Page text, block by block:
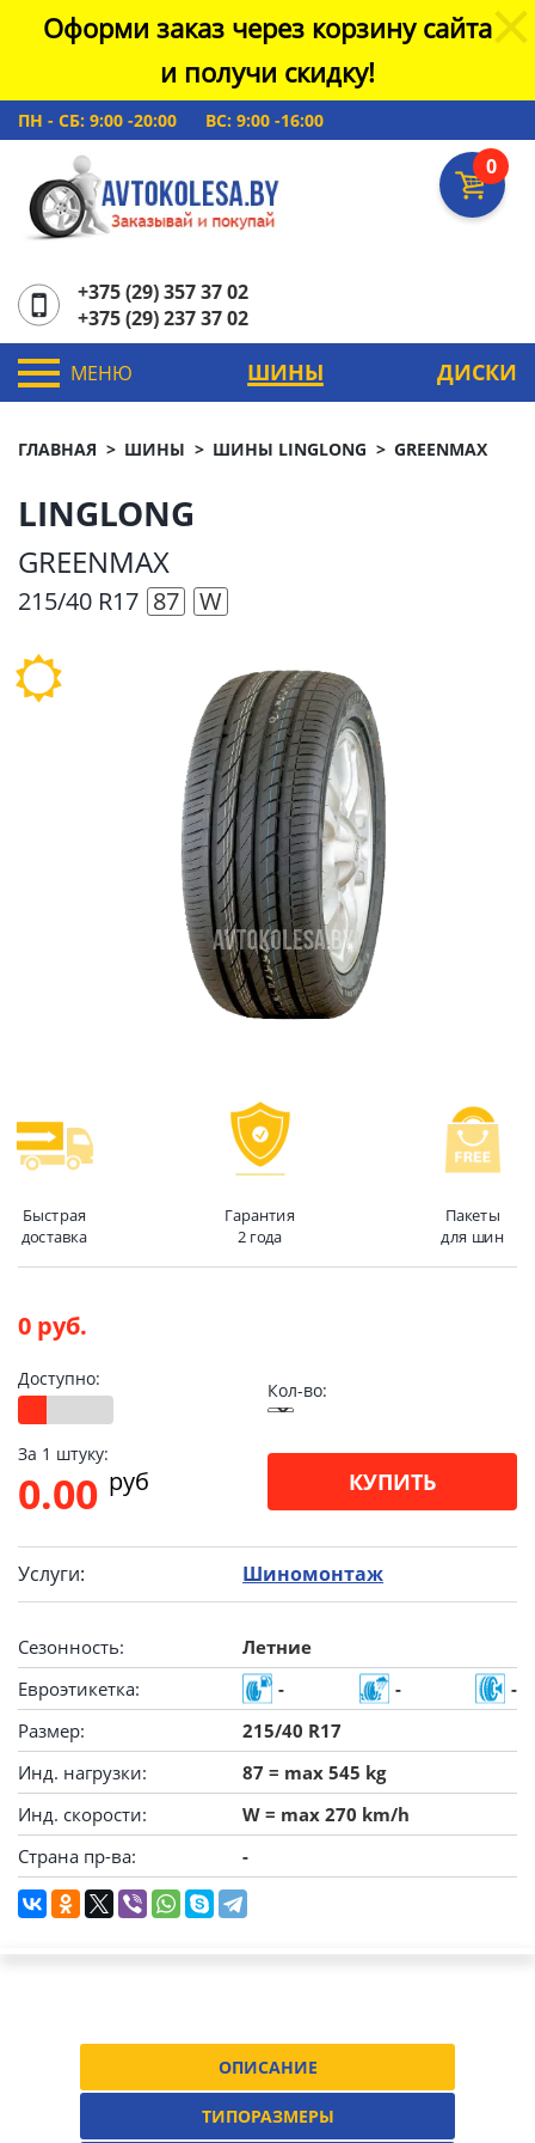
Оформи заказ через корзину сайта
и получи скидку!
ПН - СБ: 9:00 -20:00 ВС: 9:00 -16:00
0
+375 (29) 357 37 02
+375 (29) 237 37 02
МЕНЮ ШИНЫ ДИСКИ
ГЛАВНАЯ ШИНЫ ШИНЫ LINGLONG GREENMAX
LINGLONG
GREENMAX
215/40 R17 87 W
Быстрая
доставка
Гарантия
2 года
Пакеты
для шин
0 руб.
Доступно:
Кол-во:
За 1 штуку:
0.00 pуб КУПИТЬ
Услуги: Шиномонтаж
Сезонность:
Летние
Евроэтикетка:
- -
-
Размер:
215/40 R17
Инд. нагрузки:
87 = max 545 kg
Инд. скорости:
W = max 270 km/h
Страна пр-ва:
-
ОПИСАНИЕ
ТИПОРАЗМЕРЫ